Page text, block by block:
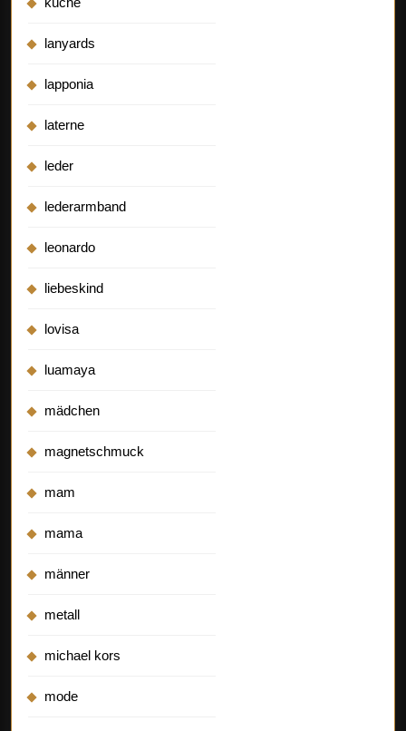
lanyards
lapponia
laterne
leder
lederarmband
leonardo
liebeskind
lovisa
luamaya
mädchen
magnetschmuck
mam
mama
männer
metall
michael kors
mode